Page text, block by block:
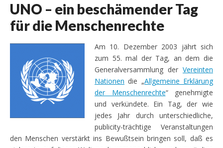
UNO – ein beschämender Tag
für die Menschenrechte
Am 10. Dezember 2003 jährt sich
zum 55. mal der Tag, an dem die
Generalversammlung der Vereinten
Nationen die „Allgemeine Erklärung
der Menschenrechte“ genehmigte
und verkündete. Ein Tag, der wie
jedes Jahr durch unterschiedliche,
publicity-trächtige Veranstaltungen
den Menschen verstärkt ins Bewußtsein bringen soll, daß es